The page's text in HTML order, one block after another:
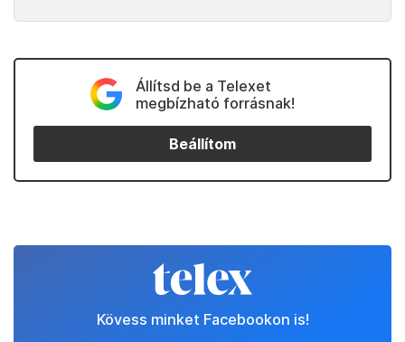
Állítsd be a Telexet
megbízható forrásnak!
Beállítom
Kövess minket Facebookon is!